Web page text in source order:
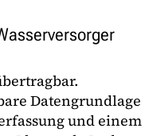
Datengrundlage
und einem